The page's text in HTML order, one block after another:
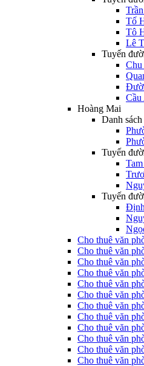
Tố
Tô
Lê
Tuyến
Cầu
Hoàng Mai
Danh
Tuyến
Tuyến
Cho thuê văn
Cho thuê văn
Cho thuê văn
Cho thuê văn
Cho thuê văn
Cho thuê văn
Cho thuê văn
Cho thuê văn
Cho thuê văn
Cho thuê văn
Cho thuê văn
Cho thuê văn